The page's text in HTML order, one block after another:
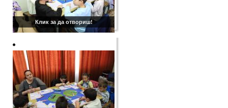
Клик за да отвориш!